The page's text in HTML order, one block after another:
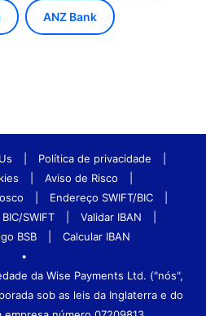
ANZ Bank
Política de privacidade
Aviso de Risco
Endereço SWIFT/BIC
SWIFT
Validar IBAN
BSB
Calcular IBAN
•
da Wise Payments Ltd. ("nós",
sob as leis da Inglaterra e do